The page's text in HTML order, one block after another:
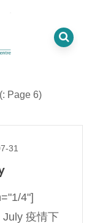
(: Page 6)
31
4"]
July 疫情下